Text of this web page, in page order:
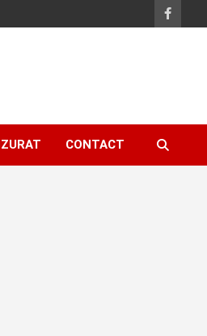
CONTACT